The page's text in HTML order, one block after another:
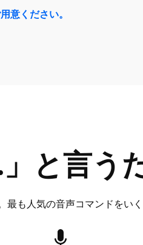
意ください。
」と言う
最も人気の音声コマンドをい